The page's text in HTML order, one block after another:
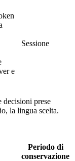
e
Sessione
decisioni prese
la lingua scelta.
Periodo di
conservazione